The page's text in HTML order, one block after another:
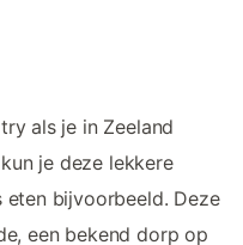
als je in Zeeland
je deze lekkere
eten bijvoorbeeld. Deze
een bekend dorp op